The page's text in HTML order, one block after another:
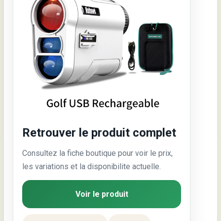
Retrouver le produit complet
Consultez la fiche boutique pour voir le prix,
les variations et la disponibilite actuelle.
Voir le produit